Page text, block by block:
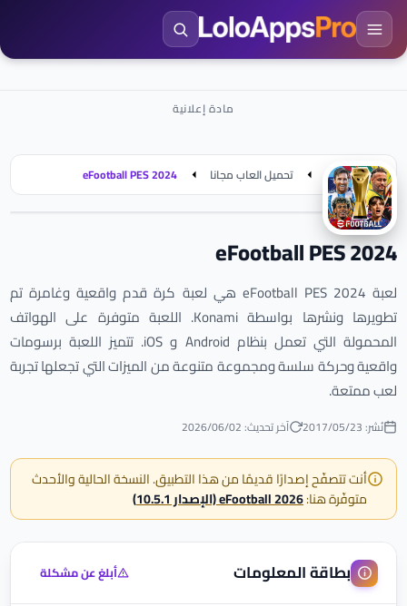
الرئيسية تحميل العاب مجانا eFootball PES 2024
eFootball PES 2024
لعبة eFootball PES 2024 هي لعبة كرة قدم واقعية وغامرة تم
تطويرها ونشرها بواسطة Konami. اللعبة متوفرة على الهواتف
المحمولة التي تعمل بنظام Android و iOS. تتميز اللعبة برسومات
واقعية وحركة سلسة ومجموعة متنوعة من الميزات التي تجعلها تجربة
لعب ممتعة.
نُشر: 23‏/05‏/2017 آخر تحديث: 02‏/06‏/2026
أنت تتصفّح إصدارًا قديمًا من هذا التطبيق. النسخة الحالية والأحدث
متوفّرة هنا:eFootball 2026 (الإصدار 10.5.1)
بطاقة المعلومات أبلغ عن مشكلة